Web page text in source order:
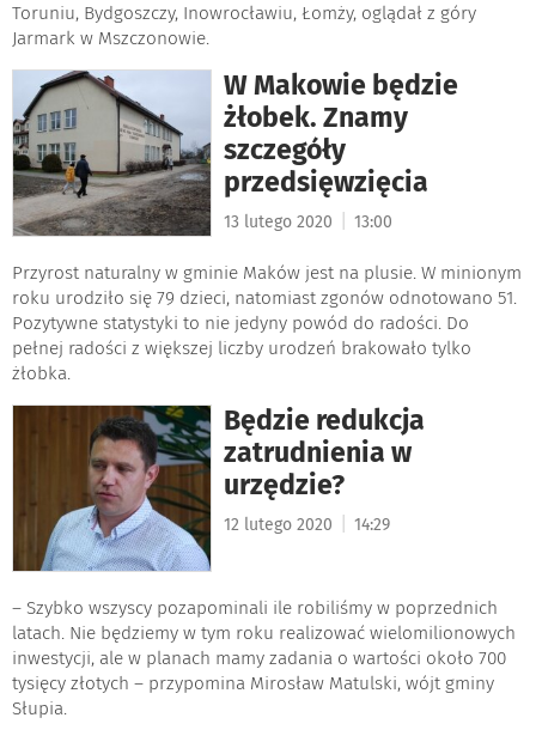
Toruniu, Bydgoszczy, Inowrocławiu, Łomży, oglądał z góry
Jarmark w Mszczonowie.
W Makowie będzie
żłobek. Znamy
szczegóły
przedsięwzięcia
13 lutego 2020 13:00
Przyrost naturalny w gminie Maków jest na plusie. W minionym
roku urodziło się 79 dzieci, natomiast zgonów odnotowano 51.
Pozytywne statystyki to nie jedyny powód do radości. Do
pełnej radości z większej liczby urodzeń brakowało tylko
żłobka.
Będzie redukcja
zatrudnienia w
urzędzie?
12 lutego 2020 14:29
– Szybko wszyscy pozapominali ile robiliśmy w poprzednich
latach. Nie będziemy w tym roku realizować wielomilionowych
inwestycji, ale w planach mamy zadania o wartości około 700
tysięcy złotych – przypomina Mirosław Matulski, wójt gminy
Słupia.